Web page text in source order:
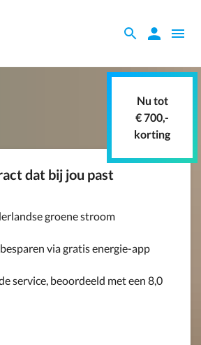
Zoeken
Open
dat bij jou past
groene stroom
via gratis energie-app
service, beoordeeld met een 8,0
Nu tot
€ 700,-
korting